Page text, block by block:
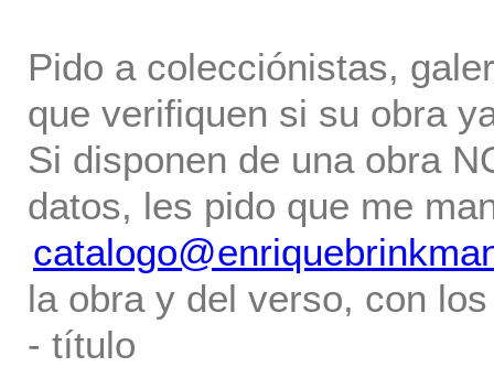
Pido a colecciónistas,
que verifiquen si su obra
Si disponen de una obra
datos, les pido que me
la obra y del verso, con
- título